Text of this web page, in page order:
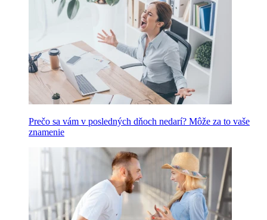
Prečo sa vám v posledných dňoch nedarí? Môže za to vaše
znamenie